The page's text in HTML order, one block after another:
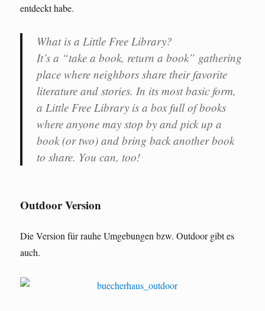
entdeckt habe.
What is a Little Free Library?
It’s a “take a book, return a book” gathering
place where neighbors share their favorite
literature and stories. In its most basic form,
a Little Free Library is a box full of books
where anyone may stop by and pick up a
book (or two) and bring back another book
to share. You can, too!
Outdoor Version
Die Version für rauhe Umgebungen bzw. Outdoor gibt es
auch.